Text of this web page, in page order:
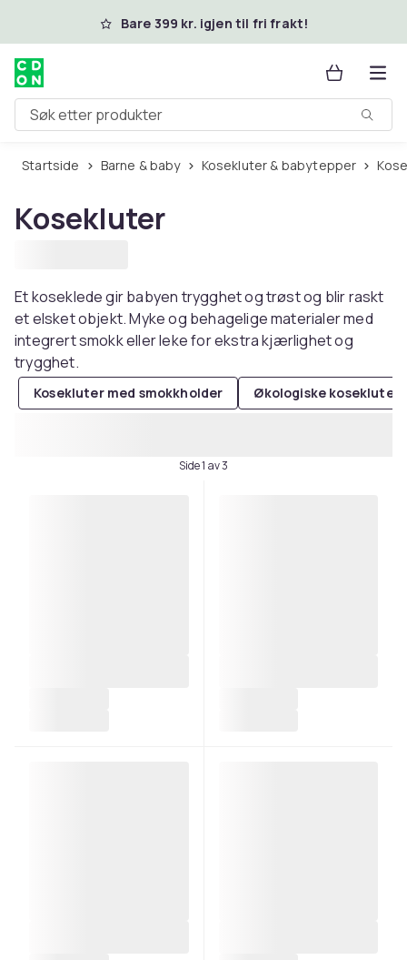
Hopp til hovedinnholdBare 399 kr. igjen til fri frakt!
Søk etter produkter
Startside Barne & baby Kosekluter & babytepper
Kosekluter
Et koseklede gir babyen trygghet og trøst og blir raskt
et elsket objekt. Myke og behagelige materialer med
integrert smokk eller leke for ekstra kjærlighet og
trygghet.
Kosekluter med smokkholder Økologiske kosekluter
Side 1 av 3